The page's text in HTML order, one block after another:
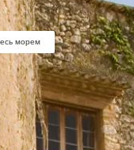
морем